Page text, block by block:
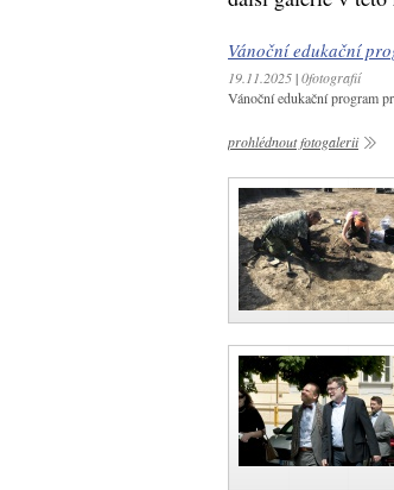
Vánoční edukační
19.11.2025|0fotografií
Vánoční edukační program
prohlédnout fotogalerii